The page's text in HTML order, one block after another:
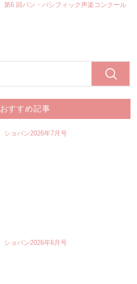
第6 回パン・パシフィック声楽コンクール
おすすめ記事
ショパン2026年7月号
ショパン2026年6月号